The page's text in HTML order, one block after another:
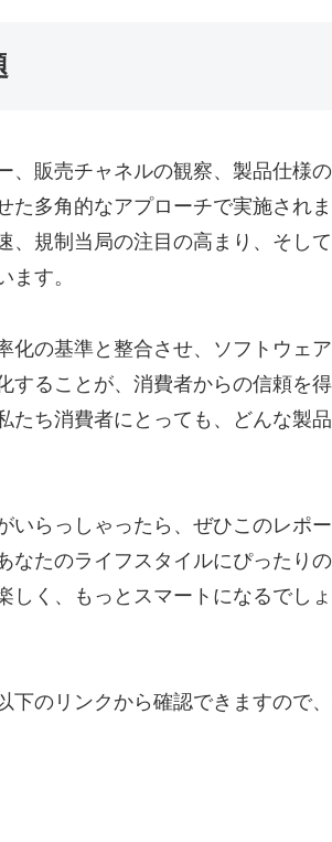
、販売チャネルの観察、製品仕様
た多角的なアプローチで実施され
、規制当局の注目の高まり、そし
す。
の基準と整合させ、ソフトウェ
ることが、消費者からの信頼を
たち消費者にとっても、どんな製
いらっしゃったら、ぜひこのレポ
なたのライフスタイルにぴったり
しく、もっとスマートになるでし
のリンクから確認できますので